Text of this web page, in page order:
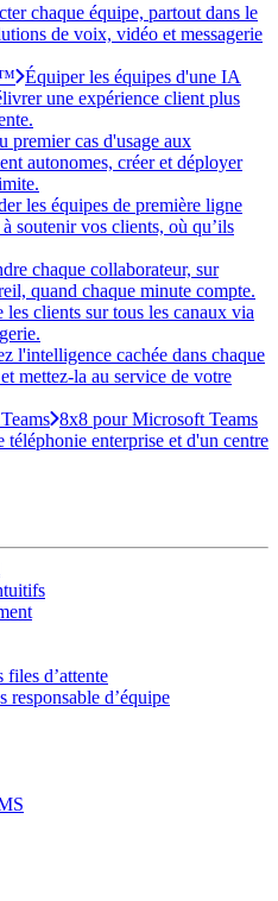
chaque équipe, partout dans le
de voix, vidéo et messagerie
Équiper les équipes d'une IA
une expérience client plus
premier cas d'usage aux
autonomes, créer et déployer
les équipes de première ligne
soutenir vos clients, où qu’ils
chaque collaborateur, sur
quand chaque minute compte.
les clients sur tous les canaux via
l'intelligence cachée dans chaque
mettez-la au service de votre
8x8 pour Microsoft Teams
téléphonie enterprise et d'un centre
files d’attente
responsable d’équipe